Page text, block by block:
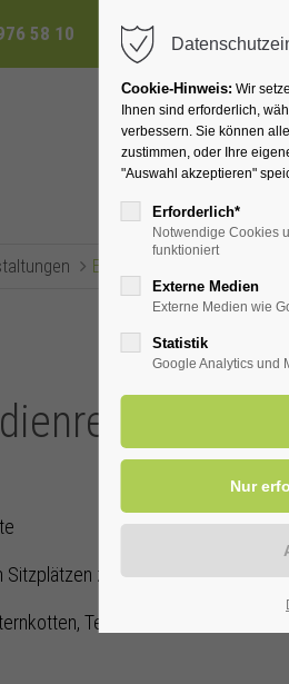
58 10
Ihr Heilbad
Eventsreader (Timeline)
mit
Sitzplätzen zur Verfügung!
Telefon: 0 29 43 . 976 58 10
Cookie-Hinweis: Wir
Ihnen sind erforderlich,
verbessern. Sie können
zustimmen, oder Ihre
"Auswahl akzeptieren"
Erforderlich*
Notwendige Cookies
funktioniert
Externe Medien
Externe Medien wie
Statistik
Google Analytics und